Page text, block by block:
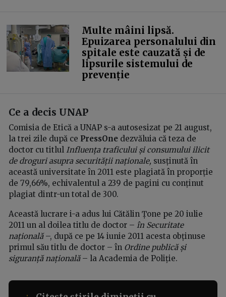
Multe mâini lipsă.
Epuizarea personalului din
spitale este cauzată și de
lipsurile sistemului de
prevenție
Ce a decis UNAP
Comisia de Etică a UNAP s-a autosesizat pe 21 august,
la trei zile după ce PressOne dezvăluia că teza de
doctor cu titlul Influența traficului și consumului ilicit
de droguri asupra securității naționale, susținută în
această universitate în 2011 este plagiată în proporție
de 79,66%, echivalentul a 239 de pagini cu conținut
plagiat dintr-un total de 300.
Această lucrare i-a adus lui Cătălin Țone pe 20 iulie
2011 un al doilea titlu de doctor – în Securitate
națională–, după ce pe 14 iunie 2011 acesta obținuse
primul său titlu de doctor – în Ordine publică și
siguranță națională– la Academia de Poliție.